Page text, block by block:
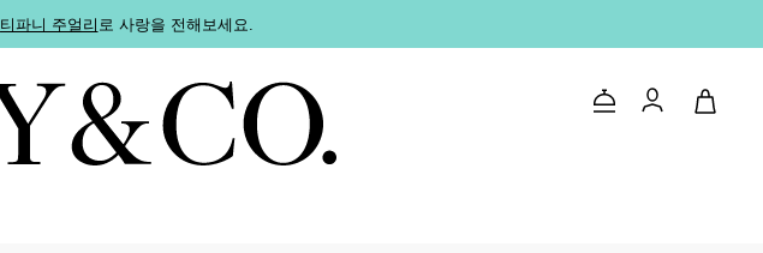
티파니 주얼리로 사랑을 전해보세요.
문의하기로그인